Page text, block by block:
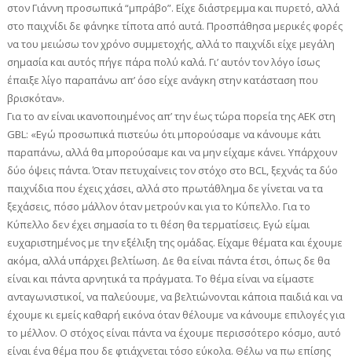
στον Γιάννη προσωπικά “μπράβο”. Είχε διάστρεμμα και πυρετό, αλλά
στο παιχνίδι δε φάνηκε τίποτα από αυτά. Προσπάθησα μερικές φορές
να του μειώσω τον χρόνο συμμετοχής, αλλά το παιχνίδι είχε μεγάλη
σημασία και αυτός πήγε πάρα πολύ καλά. Γι’ αυτόν τον λόγο ίσως
έπαιξε λίγο παραπάνω απ’ όσο είχε ανάγκη στην κατάσταση που
βρισκόταν».
Για το αν είναι ικανοποιημένος απ’ την έως τώρα πορεία της ΑΕΚ στη
GBL: «Εγώ προσωπικά πιστεύω ότι μπορούσαμε να κάνουμε κάτι
παραπάνω, αλλά θα μπορούσαμε και να μην είχαμε κάνει. Υπάρχουν
δύο όψεις πάντα. Όταν πετυχαίνεις τον στόχο στο BCL, ξεχνάς τα δύο
παιχνίδια που έχεις χάσει, αλλά στο πρωτάθλημα δε γίνεται να τα
ξεχάσεις, πόσο μάλλον όταν μετρούν και για το Κύπελλο. Για το
Κύπελλο δεν έχει σημασία το τι θέση θα τερματίσεις. Εγώ είμαι
ευχαριστημένος με την εξέλιξη της ομάδας. Είχαμε θέματα και έχουμε
ακόμα, αλλά υπάρχει βελτίωση. Δε θα είναι πάντα έτσι, όπως δε θα
είναι και πάντα αρνητικά τα πράγματα. Το θέμα είναι να είμαστε
ανταγωνιστικοί, να παλεύουμε, να βελτιώνονται κάποια παιδιά και να
έχουμε κι εμείς καθαρή εικόνα όταν θέλουμε να κάνουμε επιλογές για
το μέλλον. Ο στόχος είναι πάντα να έχουμε περισσότερο κόσμο, αυτό
είναι ένα θέμα που δε φτιάχνεται τόσο εύκολα. Θέλω να πω επίσης